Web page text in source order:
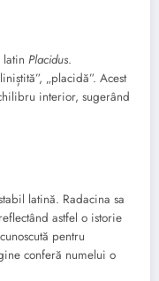
Placidus.
„placidă”. Acest
interior, sugerând
latină. Radacina sa
astfel o istorie
pentru
conferă numelui o